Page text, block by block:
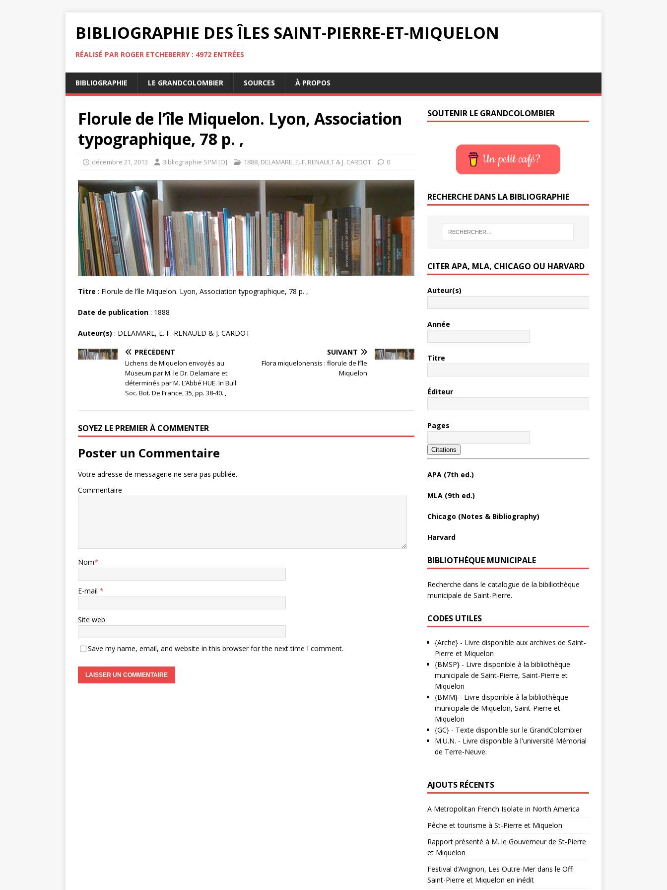
BIBLIOGRAPHIE DES ÎLES SAINT-PIERRE-ET-MIQUELON
RÉALISÉ PAR ROGER ETCHEBERRY : 4972 ENTRÉES
BIBLIOGRAPHIE LE GRANDCOLOMBIER SOURCES À PROPOS
Florule de l’île Miquelon. Lyon, Association
typographique, 78 p. ,
décembre 21, 2013 Bibliographie SPM [O] 1888, DELAMARE, E. F. RENAULT & J. CARDOT 0
Titre : Florule de l’île Miquelon. Lyon, Association typographique, 78 p. ,
Date de publication : 1888
Auteur(s) : DELAMARE, E. F. RENAULD & J. CARDOT
PRÉCÉDENT
Lichens de Miquelon envoyés au
Museum par M. le Dr. Delamare et
déterminés par M. L’Abbé HUE. In Bull.
Soc. Bot. De France, 35, pp. 38-40. ,
SUIVANT
Flora miquelonensis : florule de l’île
Miquelon
SOYEZ LE PREMIER À COMMENTER
Poster un Commentaire
Votre adresse de messagerie ne sera pas publiée.
Commentaire
Nom*
E-mail *
Site web
Save my name, email, and website in this browser for the next time I comment.
SOUTENIR LE GRANDCOLOMBIER
Un petit café?
RECHERCHE DANS LA BIBLIOGRAPHIE
CITER APA, MLA, CHICAGO OU HARVARD
Auteur(s)
Année
Titre
Éditeur
Pages
Citations
APA (7th ed.)
MLA (9th ed.)
Chicago (Notes & Bibliography)
Harvard
BIBLIOTHÈQUE MUNICIPALE
Recherche dans le catalogue de la bibiliothèque
municipale de Saint-Pierre.
CODES UTILES
{Arche}- Livre disponible aux archives de Saint-
Pierre et Miquelon
{BMSP}- Livre disponible à la bibliothèque
municipale de Saint-Pierre, Saint-Pierre et
Miquelon
{BMM}- Livre disponible à la bibliothèque
municipale de Miquelon, Saint-Pierre et
Miquelon
{GC}- Texte disponible sur le GrandColombier
M.U.N. - Livre disponible à l'université Mémorial
de Terre-Neuve.
AJOUTS RÉCENTS
A Metropolitan French Isolate in North America
Pêche et tourisme à St-Pierre et Miquelon
Rapport présenté à M. le Gouverneur de St-Pierre
et Miquelon
Festival d’Avignon, Les Outre-Mer dans le Off:
Saint-Pierre et Miquelon en inédit